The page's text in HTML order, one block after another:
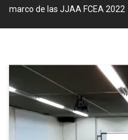
marco de las JJAA FCEA 2022